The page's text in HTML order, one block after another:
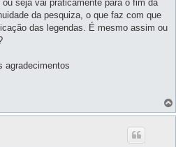
seja vai práticamente para o fim da
da pesquiza, o que faz com que
das legendas. É mesmo assim ou
agradecimentos